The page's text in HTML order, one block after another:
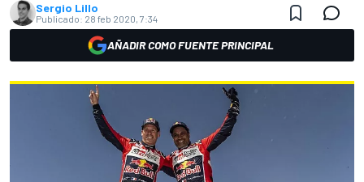
Sergio Lillo
Publicado: 28 feb 2020, 7:34
AÑADIR COMO FUENTE PRINCIPAL